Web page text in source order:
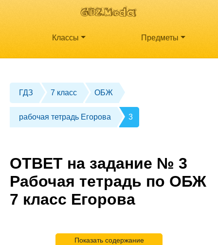
Классы Предметы
ГДЗ 7 класс ОБЖ
рабочая тетрадь Егорова 3
ОТВЕТ на задание № 3
Рабочая тетрадь по ОБЖ
7 класс Егорова
Показать содержание